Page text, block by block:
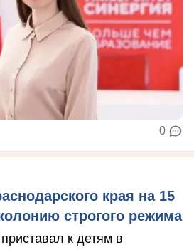
0
края на 15
строгого режима
к детям в